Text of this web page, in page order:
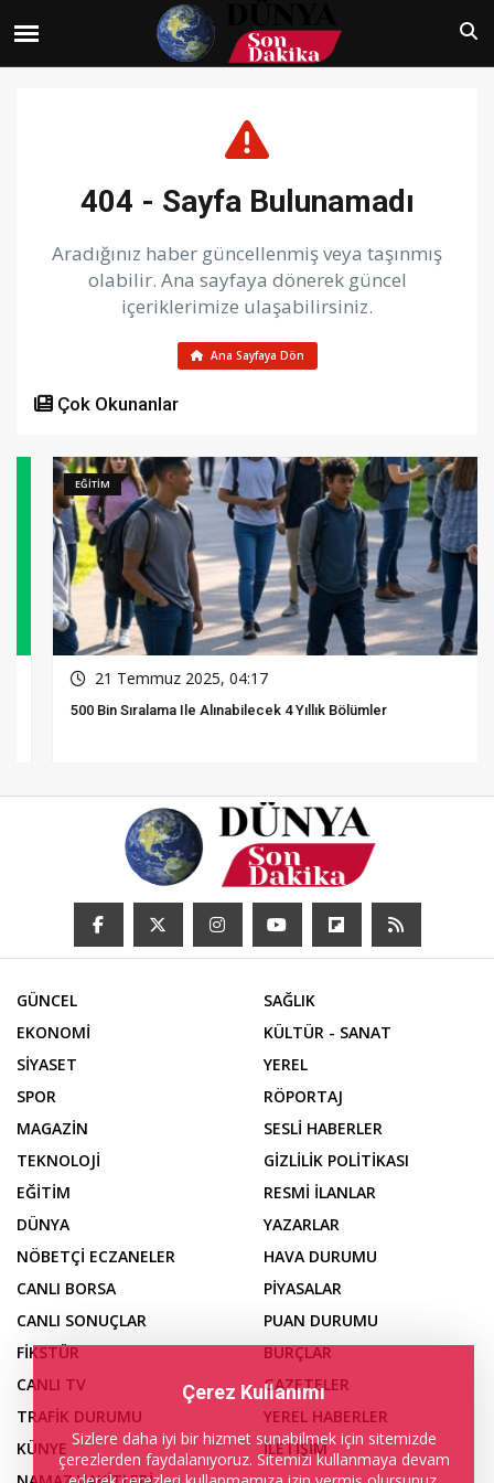
404 - Sayfa Bulunamadı
Aradığınız haber güncellenmiş veya taşınmış
olabilir. Ana sayfaya dönerek güncel
içeriklerimize ulaşabilirsiniz.
Ana Sayfaya Dön
Çok Okunanlar
EĞİTİM
21 Temmuz 2025, 04:17
500 Bin Sıralama Ile Alınabilecek 4 Yıllık Bölümler
GÜNCEL
EKONOMİ
SİYASET
SPOR
MAGAZİN
TEKNOLOJİ
EĞİTİM
DÜNYA
SAĞLIK
KÜLTÜR - SANAT
YEREL
RÖPORTAJ
SESLİ HABERLER
GİZLİLİK POLİTİKASI
RESMİ İLANLAR
YAZARLAR
NÖBETÇİ ECZANELER
CANLI BORSA
CANLI SONUÇLAR
FİKSTÜR
CANLI TV
TRAFİK DURUMU
KÜNYE
HAVA DURUMU
PİYASALAR
PUAN DURUMU
BURÇLAR
GAZETELER
YEREL HABERLER
İLETİŞİM
Çerez Kullanımı
Sizlere daha iyi bir hizmet sunabilmek için sitemizde
çerezlerden faydalanıyoruz. Sitemizi kullanmaya devam